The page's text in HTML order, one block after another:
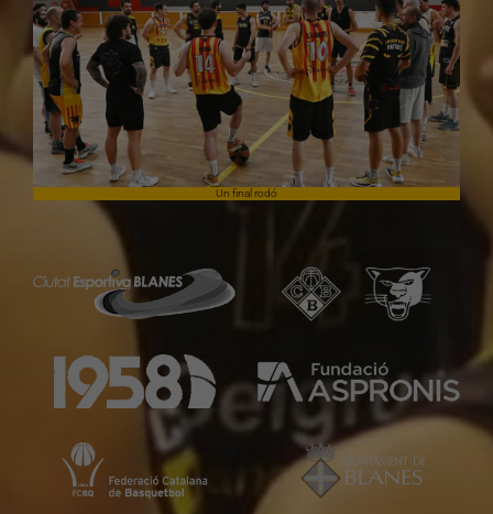
Un final rodó